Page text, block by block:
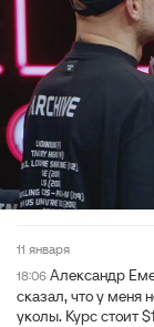
11 января
18:06 Александр
сказал, что у меня
уколы. Курс стоит